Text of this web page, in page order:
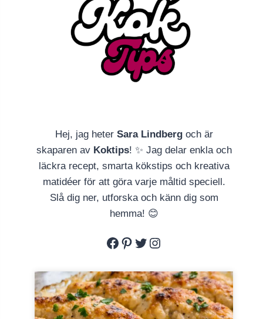
Hej, jag heter Sara Lindbergoch är
skaparen av Koktips! ✨ Jag delar enkla och
läckra recept, smarta kökstips och kreativa
matidéer för att göra varje måltid speciell.
Slå dig ner, utforska och känn dig som
hemma! 😊
Facebook
Pinterest
Twitter
Instagram